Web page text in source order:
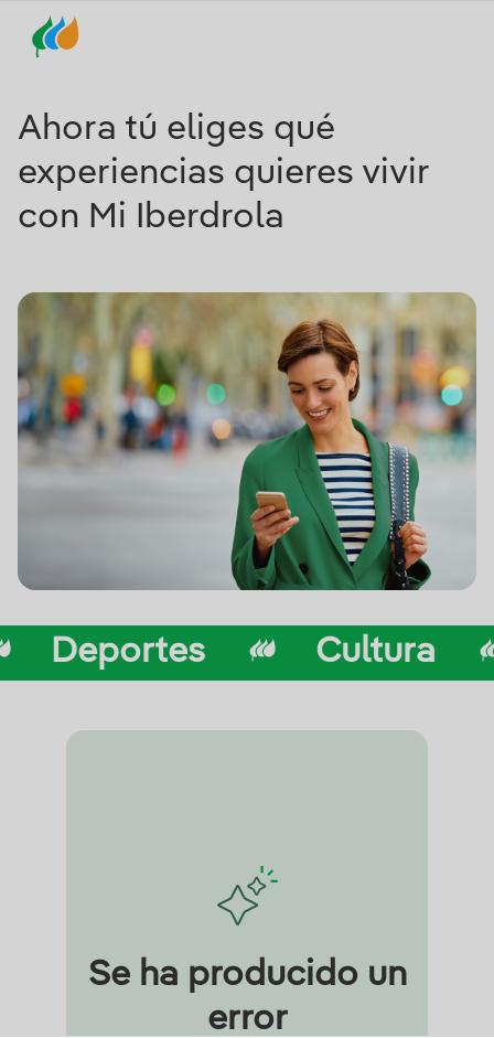
Ahora tú eliges qué
experiencias quieres vivir
con Mi Iberdrola
Deportes Cultura
Se ha producido un
error